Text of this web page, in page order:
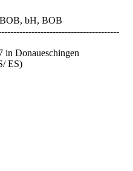
bH, BOB
in Donaueschingen
ES)